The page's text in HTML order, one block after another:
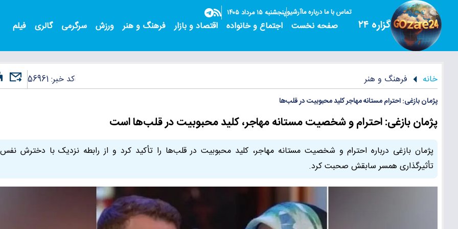
گزاره ۲۴
تماس با مادرباره ماآرشیوپنجشنبه ۱۵ مرداد ۱۴۰۵
صفحه نخست اجتماع و خانواده اقتصاد و بازار فرهنگ و هنر ورزش سرگرمی گالری فیلم
خانه فرهنگ و هنر کد خبر:56961
پژمان بازغی: احترام مستانه مهاجر کلید محبوبیت در قلب‌ها
پژمان بازغی: احترام و شخصیت مستانه مهاجر، کلید محبوبیت در قلب‌ها است
پژمان بازغی درباره احترام و شخصیت مستانه مهاجر، کلید محبوبیت در قلب‌ها را تأکید کرد و از رابطه نزدیک با دخترش
تأثیرگذاری همسر سابقش صحبت کرد.